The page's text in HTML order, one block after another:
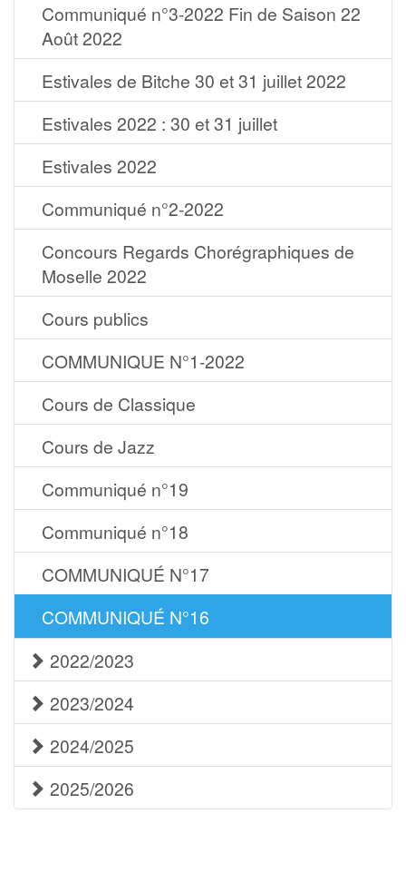
Communiqué n°3-2022 Fin de Saison 22
Août 2022
Estivales de Bitche 30 et 31 juillet 2022
Estivales 2022 : 30 et 31 juillet
Estivales 2022
Communiqué n°2-2022
Concours Regards Chorégraphiques de
Moselle 2022
Cours publics
COMMUNIQUE N°1-2022
Cours de Classique
Cours de Jazz
Communiqué n°19
Communiqué n°18
COMMUNIQUÉ N°17
COMMUNIQUÉ N°16
2022/2023
2023/2024
2024/2025
2025/2026